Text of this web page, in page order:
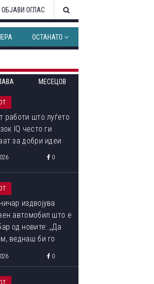
ОБЈАВИ ОГЛАС
ОСТАНАТО
МЕСЕЦОВ
работи што луѓето
IQ често ги
за добри идеи
0
издвојува
автомобил што е
од новите: „Да
веднаш би го
0